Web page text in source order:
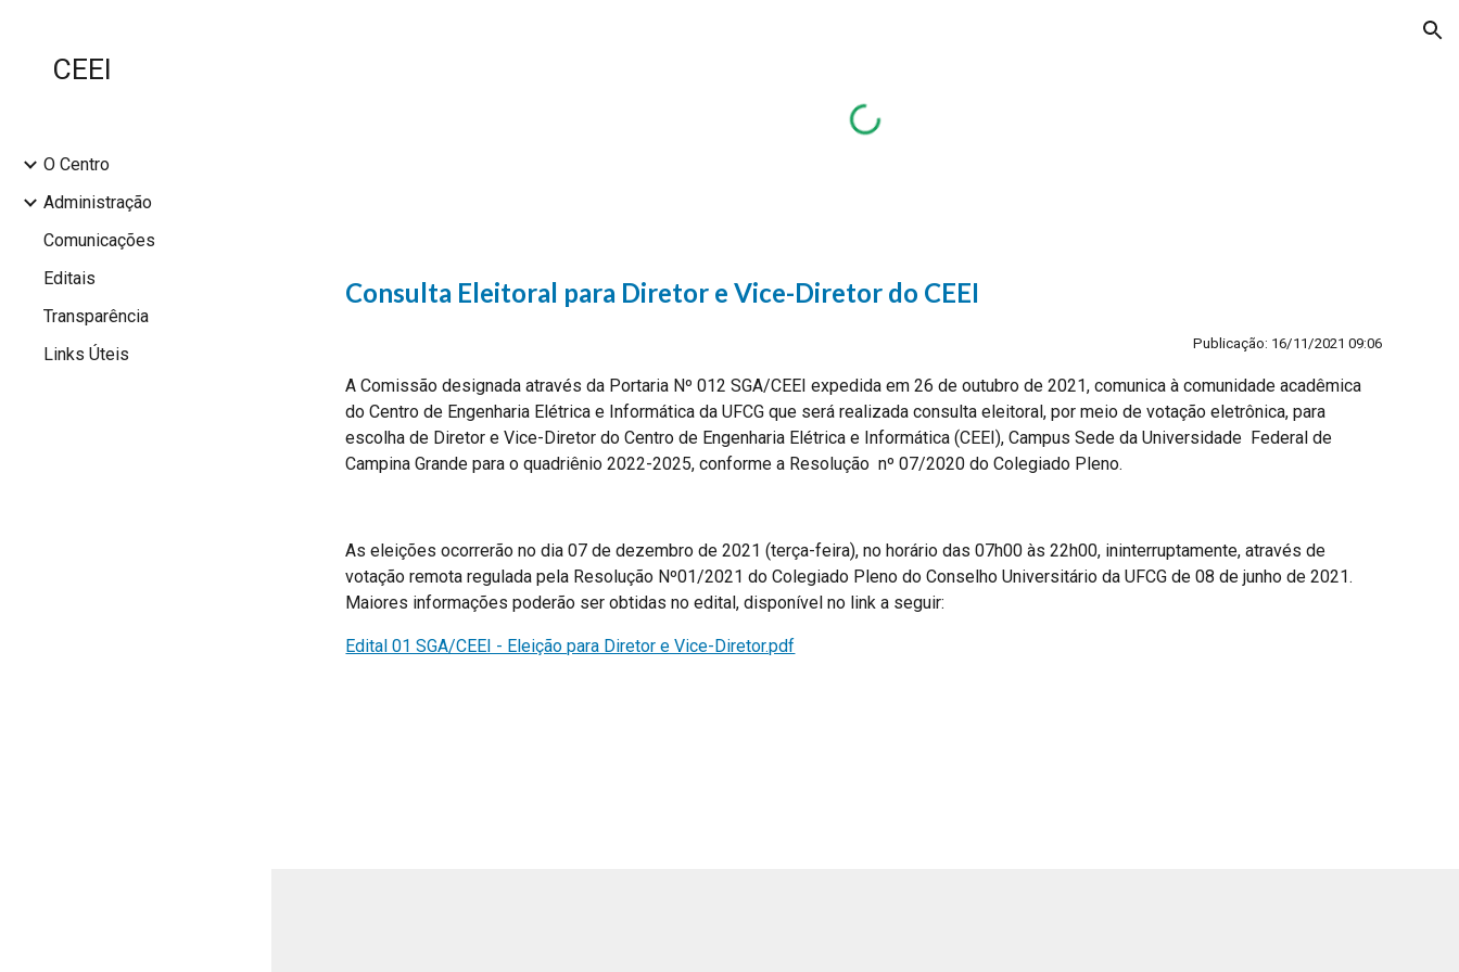
CEEI
O Centro
Administração
Comunicações
Editais
Transparência
Links Úteis
Consulta Eleitoral para Diretor e Vice-Diretor do CEEI
Publicação: 16/11/2021 09:06
A Comissão designada através da Portaria Nº 012 SGA/CEEI expedida em 26 de outubro de 2021, comunica à comunidade acadêmica
do Centro de Engenharia Elétrica e Informática da UFCG que será realizada consulta eleitoral, por meio de votação eletrônica, para
escolha de Diretor e Vice-Diretor do Centro de Engenharia Elétrica e Informática (CEEI), Campus Sede da Universidade  Federal de
Campina Grande para o quadriênio 2022-2025, conforme a Resolução  nº 07/2020 do Colegiado Pleno.
As eleições ocorrerão no dia 07 de dezembro de 2021 (terça-feira), no horário das 07h00 às 22h00, ininterruptamente, através de
votação remota regulada pela Resolução Nº01/2021 do Colegiado Pleno do Conselho Universitário da UFCG de 08 de junho de 2021.
Maiores informações poderão ser obtidas no edital, disponível no link a seguir:
Edital 01 SGA/CEEI - Eleição para Diretor e Vice-Diretor.pdf